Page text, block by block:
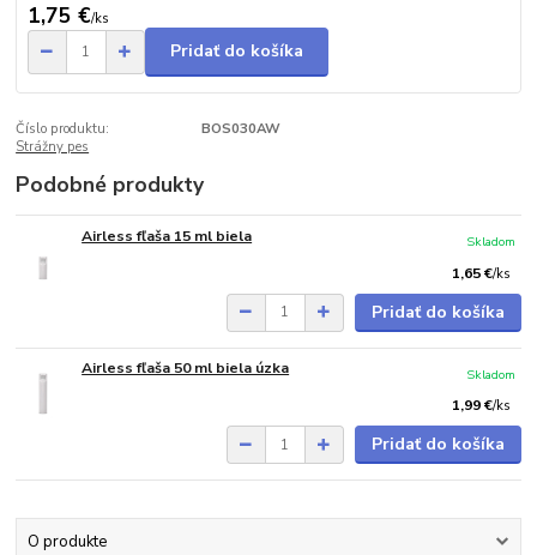
1,75 €/ks
Pridať do košíka
Číslo produktu:
BOS030AW
Strážny pes
Podobné produkty
Airless fľaša 15 ml biela
1,65 €/ks
Skladom
Pridať do košíka
Airless fľaša 50 ml biela úzka
1,99 €/ks
Skladom
Pridať do košíka
O produkte